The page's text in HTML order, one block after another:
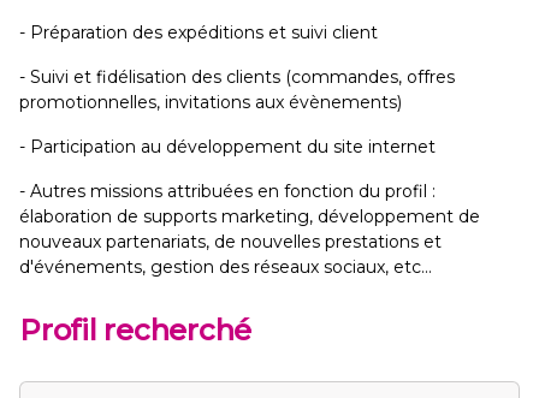
- Préparation des expéditions et suivi client
- Suivi et fidélisation des clients (commandes, offres
promotionnelles, invitations aux évènements)
- Participation au développement du site internet
- Autres missions attribuées en fonction du profil :
élaboration de supports marketing, développement de
nouveaux partenariats, de nouvelles prestations et
d'événements, gestion des réseaux sociaux, etc...
Profil recherché